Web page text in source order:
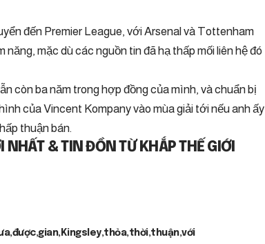
đến Premier League, với Arsenal và Tottenham
mặc dù các nguồn tin đã hạ thấp mối liên hệ đó
còn ba năm trong hợp đồng của mình, và chuẩn bị
của Vincent Kompany vào mùa giải tới nếu anh ấy
thuận bán.
& TIN ĐỒN TỪ KHẮP THẾ GIỚI
được gian Kingsley thỏa thời thuận với